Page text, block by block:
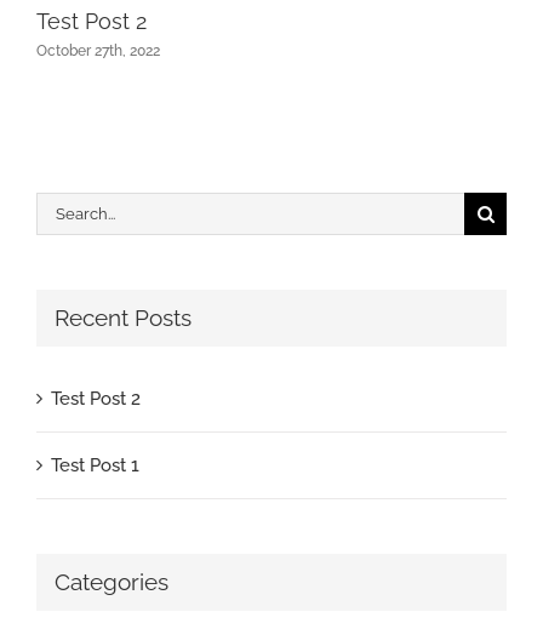
Test Post 2
October 27th, 2022
Search
Recent Posts
Test Post 2
Test Post 1
Categories